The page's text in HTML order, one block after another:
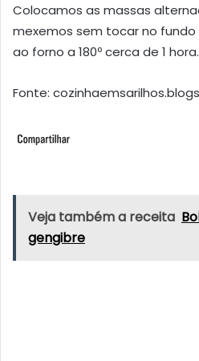
Colocamos as massas
mexemos sem tocar no
ao forno a 180º cerca de 1 hora.
Fonte:
Veja também a receita
gengibre